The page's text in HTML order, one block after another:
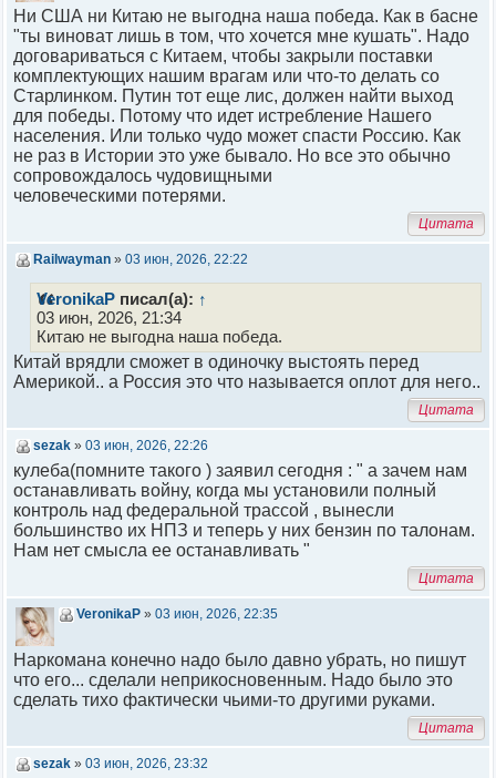
Ни США ни Китаю не выгодна наша победа. Как в басне
"ты виноват лишь в том, что хочется мне кушать". Надо
договариваться с Китаем, чтобы закрыли поставки
комплектующих нашим врагам или что-то делать со
Старлинком. Путин тот еще лис, должен найти выход
для победы. Потому что идет истребление Нашего
населения. Или только чудо может спасти Россию. Как
не раз в Истории это уже бывало. Но все это обычно
сопровождалось чудовищными
человеческими потерями.
Цитата
Railwayman » 03 июн, 2026, 22:22
VeronikaР писал(а): ↑
03 июн, 2026, 21:34
Китаю не выгодна наша победа.
Китай врядли сможет в одиночку выстоять перед
Америкой.. а Россия это что называется оплот для него..
Цитата
sezak » 03 июн, 2026, 22:26
кулеба(помните такого ) заявил сегодня : " а зачем нам
останавливать войну, когда мы установили полный
контроль над федеральной трассой , вынесли
большинство их НПЗ и теперь у них бензин по талонам.
Нам нет смысла ее останавливать "
Цитата
VeronikaР » 03 июн, 2026, 22:35
Наркомана конечно надо было давно убрать, но пишут
что его... сделали неприкосновенным. Надо было это
сделать тихо фактически чьими-то другими руками.
Цитата
sezak » 03 июн, 2026, 23:32